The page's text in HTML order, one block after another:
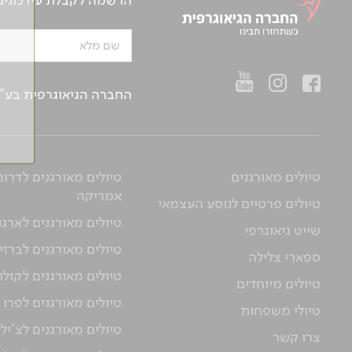
שם מלא
החברה הגיאוגרפית בע"מ | ח.פ 514657956 | רח’ הברזל 21 א', קומה 2, רמת החייל, ת“א |
טיולים מאורגנים
טיולים פרטיים לנוסע העצמאי
שייט גיאוגרפי
ספארי צלילה
טיולים מיוחדים
טיולי משפחות
צרו קשר
טיולים מאורגנים
אמריקה
טיולים מאורגנים
טיולים מאורגנים
טיולים מאורגנים
טיולים מאורגנים לפרו
טיולים מאורגנים